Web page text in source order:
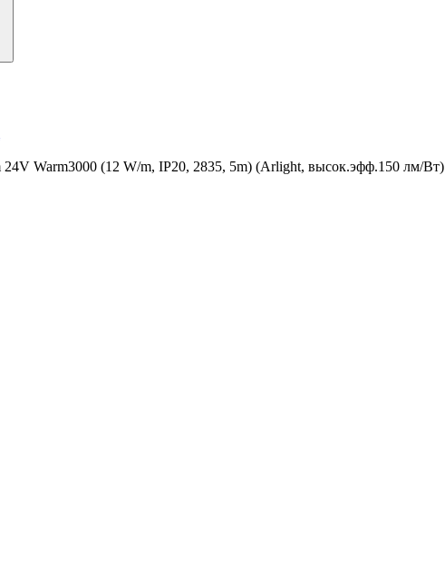
Warm3000 (12 W/m, IP20, 2835, 5m) (Arlight, высок.эфф.150 лм/Вт)